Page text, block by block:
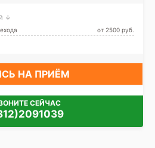
↓
от 2500 pуб.
НА ПРИЁМ
СЕЙЧАС